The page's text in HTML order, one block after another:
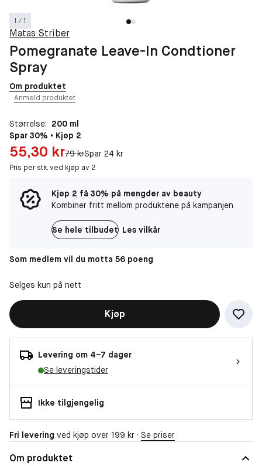
1 / 1
Matas Striber
Pomegranate Leave-In Condtioner
Spray
Om produktet
Anmeld produktet
Størrelse: 200 ml
Spar 30% • Kjøp 2
Pris: 55,30 kr
55,30 krOriginal pris:
79 krSpar 24 kr
Pris per stk. ved kjøp av 2
Kjøp 2 få 30% på mengder av beauty
Kombiner fritt mellom produktene på kampanjen
Se hele tilbudet Les vilkår
Som medlem vil du motta 56 poeng
Selges kun på nett
Kjøp
Levering om 4–7 dager
Se leveringstider
Ikke tilgjengelig
Fri levering ved kjøp over 199 kr · Se priser
Om produktet